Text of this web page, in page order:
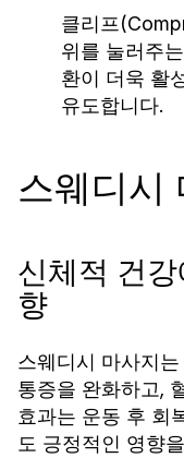
클리프
위를 눌러주
환이 더욱 활
유도합니다.
스웨디시
신체적 건
향
스웨디시 마사지
통증을 완화하고,
효과는 운동 후 회
도 긍정적인 영향